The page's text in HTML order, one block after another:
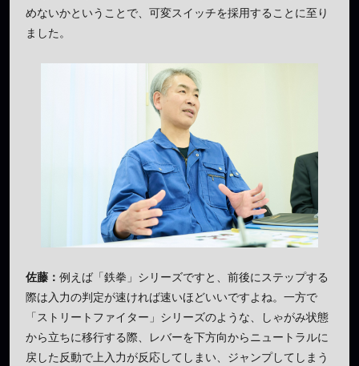
めないかということで、可変スイッチを採用することに至り
ました。
佐藤： 例えば「鉄拳」シリーズですと、前後にステップする
際は入力の判定が速ければ速いほどいいですよね。一方で
「ストリートファイター」シリーズのような、しゃがみ状態
から立ちに移行する際、レバーを下方向からニュートラルに
戻した反動で上入力が反応してしまい、ジャンプしてしまう